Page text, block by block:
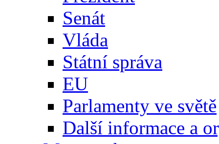
Senát
Vláda
Státní správa
EU
Parlamenty ve světě
Další informace a